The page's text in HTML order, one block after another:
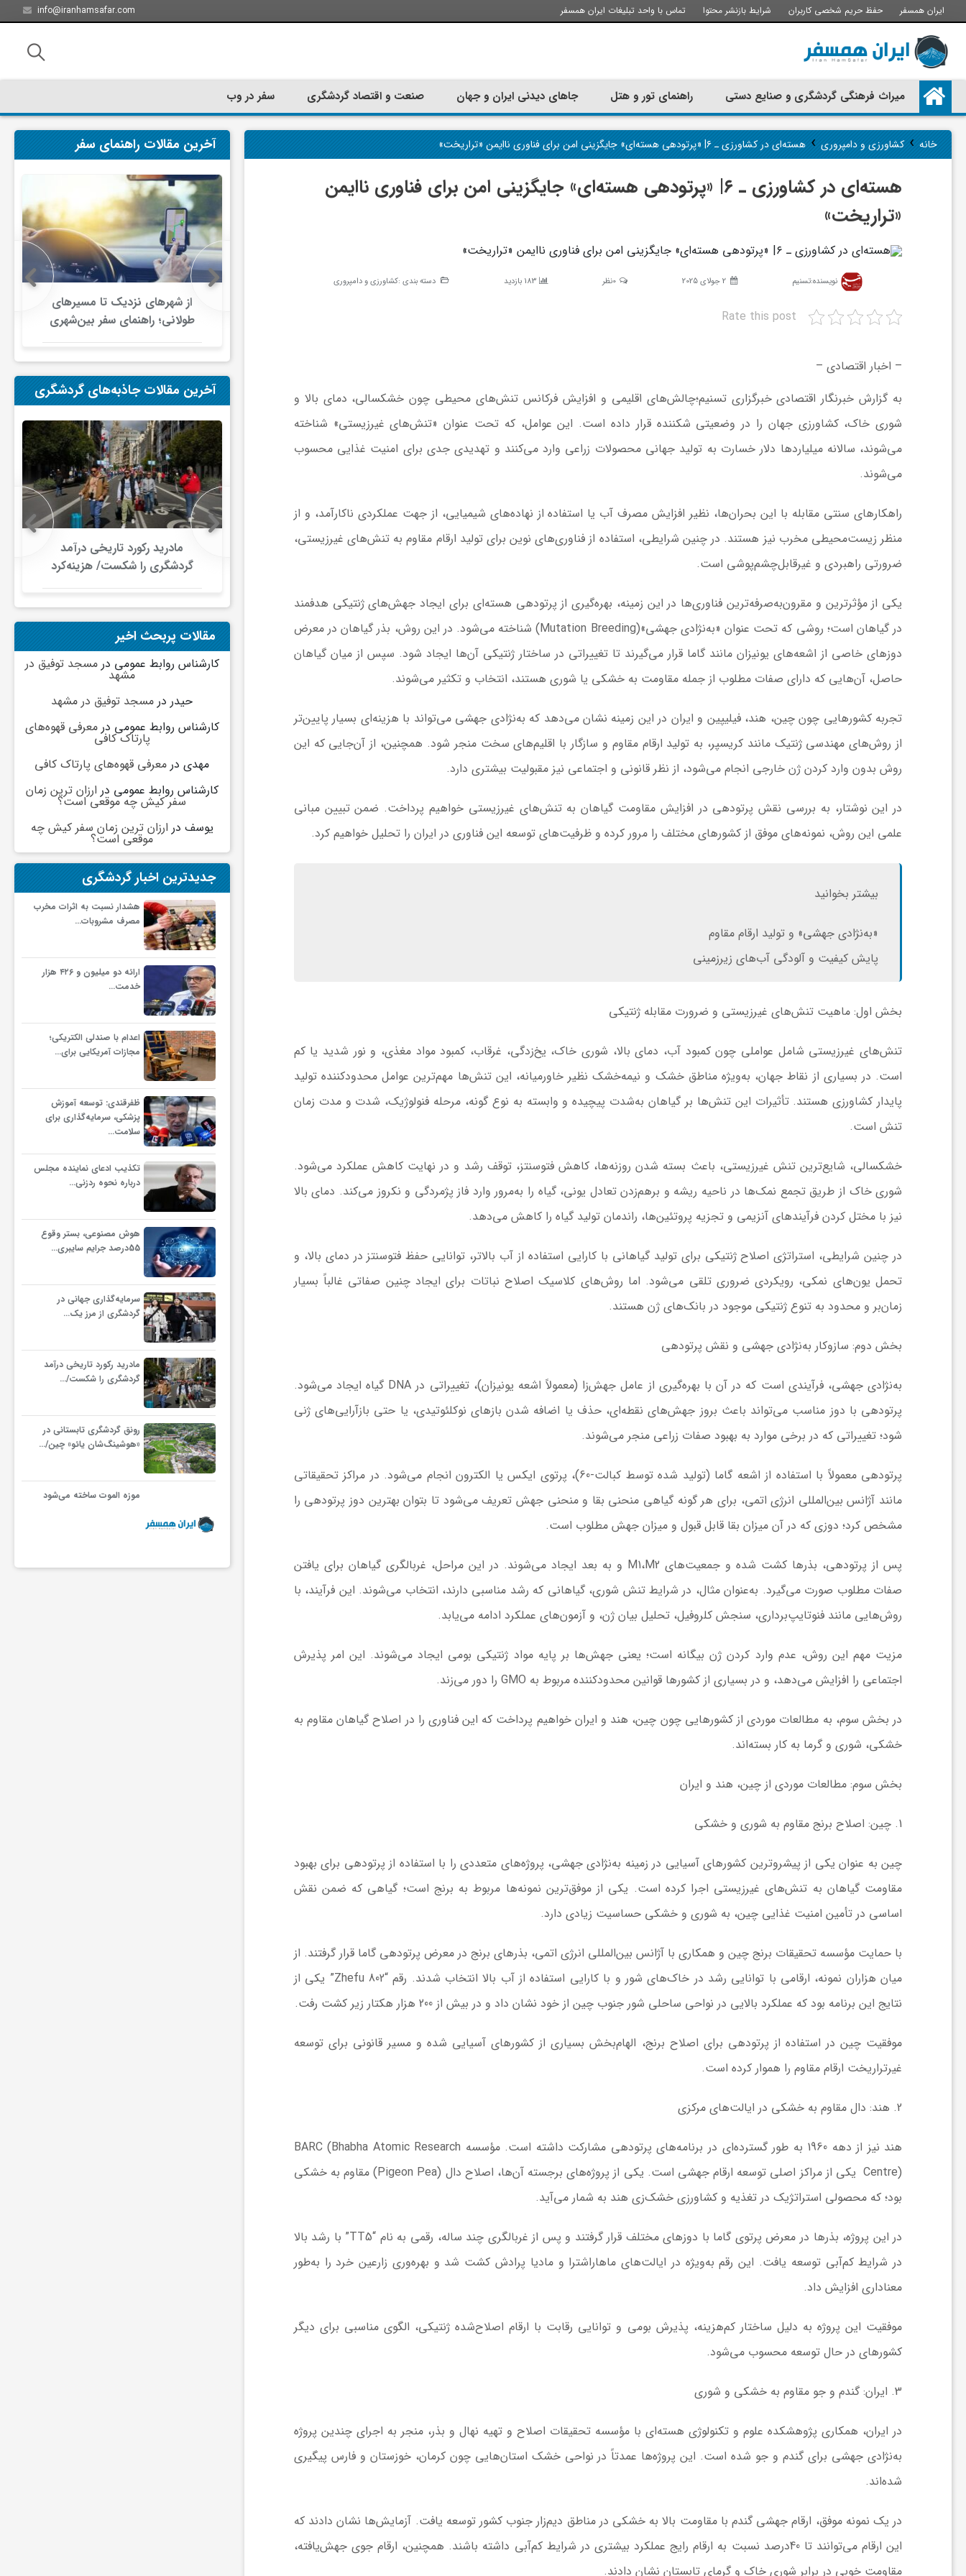
ایران همسفر حفظ حریم شخصی کاربران شرایط بازنشر محتوا تماس با واحد تبلیغات ایران همسفر info@iranhamsafar.com
م
ی
میراث فرهنگی گردشگری و صنایع دستی راهنمای تور و هتل جاهای دیدنی ایران و جهان صنعت و اقتصاد گردشگری سفر در وب
خانه›کشاورزی و دامپروری›هسته‌ای در کشاورزی ـ ۶| «پرتودهی هسته‌ای» جایگزینی امن برای فناوری ناایمن «تراریخت»
هسته‌ای در کشاورزی ـ ۶| «پرتودهی هسته‌ای» جایگزینی امن برای فناوری ناایمن
«تراریخت»
نویسنده:تسنیم 2 جولای 2025 0نظر 183 بازدید دسته بندی :کشاورزی و دامپروری
Rate this post
– اخبار اقتصادی –
به گزارش خبرنگار اقتصادی خبرگزاری تسنیم؛چالش‌های اقلیمی و افزایش فرکانس تنش‌های محیطی چون خشکسالی، دمای بالا و
شوری خاک، کشاورزی جهان را در وضعیتی شکننده قرار داده است. این عوامل، که تحت عنوان «تنش‌های غیرزیستی» شناخته
می‌شوند، سالانه میلیاردها دلار خسارت به تولید جهانی محصولات زراعی وارد می‌کنند و تهدیدی جدی برای امنیت غذایی محسوب
می‌شوند.
راهکارهای سنتی مقابله با این بحران‌ها، نظیر افزایش مصرف آب یا استفاده از نهاده‌های شیمیایی، از جهت عملکردی ناکارآمد، و از
منظر زیست‌محیطی مخرب نیز هستند. در چنین شرایطی، استفاده از فناوری‌های نوین برای تولید ارقام مقاوم به تنش‌های غیرزیستی،
ضرورتی راهبردی و غیرقابل‌چشم‌پوشی است.
یکی از مؤثرترین و مقرون‌به‌صرفه‌ترین فناوری‌ها در این زمینه، بهره‌گیری از پرتودهی هسته‌ای برای ایجاد جهش‌های ژنتیکی هدفمند
در گیاهان است؛ روشی که تحت عنوان «به‌نژادی جهشی»(Mutation Breeding) شناخته می‌شود. در این روش، بذر گیاهان در معرض
دوزهای خاصی از اشعه‌های یونیزان مانند گاما قرار می‌گیرند تا تغییراتی در ساختار ژنتیکی آن‌ها ایجاد شود. سپس از میان گیاهان
حاصل، آن‌هایی که دارای صفات مطلوب از جمله مقاومت به خشکی یا شوری هستند، انتخاب و تکثیر می‌شوند.
تجربه کشورهایی چون چین، هند، فیلیپین و ایران در این زمینه نشان می‌دهد که به‌نژادی جهشی می‌تواند با هزینه‌ای بسیار پایین‌تر
از روش‌های مهندسی ژنتیک مانند کریسپر، به تولید ارقام مقاوم و سازگار با اقلیم‌های سخت منجر شود. همچنین، از آن‌جایی که این
روش بدون وارد کردن ژن خارجی انجام می‌شود، از نظر قانونی و اجتماعی نیز مقبولیت بیشتری دارد.
در این نوشتار، به بررسی نقش پرتودهی در افزایش مقاومت گیاهان به تنش‌های غیرزیستی خواهیم پرداخت. ضمن تبیین مبانی
علمی این روش، نمونه‌های موفق از کشورهای مختلف را مرور کرده و ظرفیت‌های توسعه این فناوری در ایران را تحلیل خواهیم کرد.
بیشتر بخوانید
«به‌نژادی جهشی» و تولید ارقام مقاوم
پایش کیفیت و آلودگی آب‌های زیرزمینی
بخش اول: ماهیت تنش‌های غیرزیستی و ضرورت مقابله ژنتیکی
تنش‌های غیرزیستی شامل عواملی چون کمبود آب، دمای بالا، شوری خاک، یخ‌زدگی، غرقاب، کمبود مواد مغذی، و نور شدید یا کم
است. در بسیاری از نقاط جهان، به‌ویژه مناطق خشک و نیمه‌خشک نظیر خاورمیانه، این تنش‌ها مهم‌ترین عوامل محدودکننده تولید
پایدار کشاورزی هستند. تأثیرات این تنش‌ها بر گیاهان به‌شدت پیچیده و وابسته به نوع گونه، مرحله فنولوژیک، شدت و مدت زمان
تنش است.
خشکسالی، شایع‌ترین تنش غیرزیستی، باعث بسته شدن روزنه‌ها، کاهش فتوسنتز، توقف رشد و در نهایت کاهش عملکرد می‌شود.
شوری خاک از طریق تجمع نمک‌ها در ناحیه ریشه و برهم‌زدن تعادل یونی، گیاه را به‌مرور وارد فاز پژمردگی و نکروز می‌کند. دمای بالا
نیز با مختل کردن فرآیندهای آنزیمی و تجزیه پروتئین‌ها، راندمان تولید گیاه را کاهش می‌دهد.
در چنین شرایطی، استراتژی اصلاح ژنتیکی برای تولید گیاهانی با کارایی استفاده از آب بالاتر، توانایی حفظ فتوسنتز در دمای بالا، و
تحمل یون‌های نمکی، رویکردی ضروری تلقی می‌شود. اما روش‌های کلاسیک اصلاح نباتات برای ایجاد چنین صفاتی غالباً بسیار
زمان‌بر و محدود به تنوع ژنتیکی موجود در بانک‌های ژن هستند.
بخش دوم: سازوکار به‌نژادی جهشی و نقش پرتودهی
به‌نژادی جهشی، فرآیندی است که در آن با بهره‌گیری از عامل جهش‌زا (معمولاً اشعه یونیزان)، تغییراتی در DNA گیاه ایجاد می‌شود.
پرتودهی با دوز مناسب می‌تواند باعث بروز جهش‌های نقطه‌ای، حذف یا اضافه شدن بازهای نوکلئوتیدی، یا حتی بازآرایی‌های ژنی
شود؛ تغییراتی که در برخی موارد به بهبود صفات زراعی منجر می‌شوند.
پرتودهی معمولاً با استفاده از اشعه گاما (تولید شده توسط کبالت-60)، پرتوی ایکس یا الکترون انجام می‌شود. در مراکز تحقیقاتی
مانند آژانس بین‌المللی انرژی اتمی، برای هر گونه گیاهی منحنی بقا و منحنی جهش تعریف می‌شود تا بتوان بهترین دوز پرتودهی را
مشخص کرد؛ دوزی که در آن میزان بقا قابل قبول و میزان جهش مطلوب است.
پس از پرتودهی، بذرها کشت شده و جمعیت‌های M1،M2 و به بعد ایجاد می‌شوند. در این مراحل، غربالگری گیاهان برای یافتن
صفات مطلوب صورت می‌گیرد. به‌عنوان مثال، در شرایط تنش شوری، گیاهانی که رشد مناسبی دارند، انتخاب می‌شوند. این فرآیند، با
روش‌هایی مانند فنوتایپ‌برداری، سنجش کلروفیل، تحلیل بیان ژن، و آزمون‌های عملکرد ادامه می‌یابد.
مزیت مهم این روش، عدم وارد کردن ژن بیگانه است؛ یعنی جهش‌ها بر پایه مواد ژنتیکی بومی ایجاد می‌شوند. این امر پذیرش
اجتماعی را افزایش می‌دهد، و در بسیاری از کشورها قوانین محدودکننده مربوط به GMO را دور می‌زند.
در بخش سوم، به مطالعات موردی از کشورهایی چون چین، هند و ایران خواهیم پرداخت که این فناوری را در اصلاح گیاهان مقاوم به
خشکی، شوری و گرما به کار بسته‌اند.
بخش سوم: مطالعات موردی از چین، هند و ایران
1. چین: اصلاح برنج مقاوم به شوری و خشکی
چین به عنوان یکی از پیشروترین کشورهای آسیایی در زمینه به‌نژادی جهشی، پروژه‌های متعددی را با استفاده از پرتودهی برای بهبود
مقاومت گیاهان به تنش‌های غیرزیستی اجرا کرده است. یکی از موفق‌ترین نمونه‌ها مربوط به برنج است؛ گیاهی که ضمن نقش
اساسی در تأمین امنیت غذایی چین، به شوری و خشکی حساسیت زیادی دارد.
با حمایت مؤسسه تحقیقات برنج چین و همکاری با آژانس بین‌المللی انرژی اتمی، بذرهای برنج در معرض پرتودهی گاما قرار گرفتند. از
میان هزاران نمونه، ارقامی با توانایی رشد در خاک‌های شور و با کارایی استفاده از آب بالا انتخاب شدند. رقم “Zhefu 802” یکی از
نتایج این برنامه بود که عملکرد بالایی در نواحی ساحلی شور جنوب چین از خود نشان داد و در بیش از 200 هزار هکتار زیر کشت رفت.
موفقیت چین در استفاده از پرتودهی برای اصلاح برنج، الهام‌بخش بسیاری از کشورهای آسیایی شده و مسیر قانونی برای توسعه
غیرتراریخت ارقام مقاوم را هموار کرده است.
2. هند: دال مقاوم به خشکی در ایالت‌های مرکزی
هند نیز از دهه 1960 به طور گسترده‌ای در برنامه‌های پرتودهی مشارکت داشته است. مؤسسه BARC (Bhabha Atomic Research
Centre) یکی از مراکز اصلی توسعه ارقام جهشی است. یکی از پروژه‌های برجسته آن‌ها، اصلاح دال (Pigeon Pea) مقاوم به خشکی
بود؛ که محصولی استراتژیک در تغذیه و کشاورزی خشک‌زی هند به شمار می‌آید.
در این پروژه، بذرها در معرض پرتوی گاما با دوزهای مختلف قرار گرفتند و پس از غربالگری چند ساله، رقمی به نام “TT5” با رشد بالا
در شرایط کم‌آبی توسعه یافت. این رقم به‌ویژه در ایالت‌های ماهاراشترا و مادیا پرادش کشت شد و بهره‌وری زارعین خرد را به‌طور
معناداری افزایش داد.
موفقیت این پروژه به دلیل ساختار کم‌هزینه، پذیرش بومی و توانایی رقابت با ارقام اصلاح‌شده ژنتیکی، الگوی مناسبی برای دیگر
کشورهای در حال توسعه محسوب می‌شود.
3. ایران: گندم و جو مقاوم به خشکی و شوری
در ایران، همکاری پژوهشکده علوم و تکنولوژی هسته‌ای با مؤسسه تحقیقات اصلاح و تهیه نهال و بذر، منجر به اجرای چندین پروژه
به‌نژادی جهشی برای گندم و جو شده است. این پروژه‌ها عمدتاً در نواحی خشک استان‌هایی چون کرمان، خوزستان و فارس پیگیری
شده‌اند.
در یک نمونه موفق، ارقام جهشی گندم با مقاومت بالا به خشکی در مناطق دیم‌زار جنوب کشور توسعه یافت. آزمایش‌ها نشان دادند که
این ارقام می‌توانند تا 40درصد نسبت به ارقام رایج عملکرد بیشتری در شرایط کم‌آبی داشته باشند. همچنین، ارقام جوی جهش‌یافته،
مقاومت خوبی در برابر شوری خاک و گرمای تابستان نشان دادند.
آخرین مقالات راهنمای سفر
از شهرهای نزدیک تا مسیرهای
طولانی؛ راهنمای سفر بین‌شهری
در ایران
آخرین مقالات جاذبه‌های گردشگری
مسجد توفیق در مشهد
سرمایه‌گذاری جهانی در گردشگری
شتاب سرمایه‌گذاری جهانی
تضمین می‌شود
مادرید رکورد تاریخی درآمد
گردشگری را شکست/ هزینه‌کرد
گردشگران خارجی از ۱۰ میلیارد
مقالات پربحث اخیر
کارشناس روابط عمومی درمسجد توفیق در
مشهد
حیدردر مسجد توفیق در مشهد
کارشناس روابط عمومی درمعرفی قهوه‌های
پارتاک کافی
مهدیدر معرفی قهوه‌های پارتاک کافی
کارشناس روابط عمومی در ارزان ترین زمان
سفر کیش چه موقعی است؟
یوسف در ارزان ترین زمان سفر کیش چه
موقعی است؟
جدیدترین اخبار گردشگری
هشدار نسبت به اثرات مخرب
مصرف مشروبات…
ارائه دو میلیون و ۴۲۶ هزار
خدمت…
اعدام با صندلی الکتریکی؛
مجازات آمریکایی برای…
ظفرقندی: توسعه آموزش
پزشکی، سرمایه‌گذاری برای
سلامت…
تکذیب ادعای نماینده مجلس
درباره نحوه ردزنی…
هوش مصنوعی، بستر وقوع
55درصد جرایم سایبری…
سرمایه‌گذاری جهانی در
گردشگری از مرز یک…
مادرید رکورد تاریخی درآمد
گردشگری را شکست/…
رونق گردشگری تابستانی در
«هوشینگ‌شان یائو» چین/…
موزه الموت ساخته می‌شود